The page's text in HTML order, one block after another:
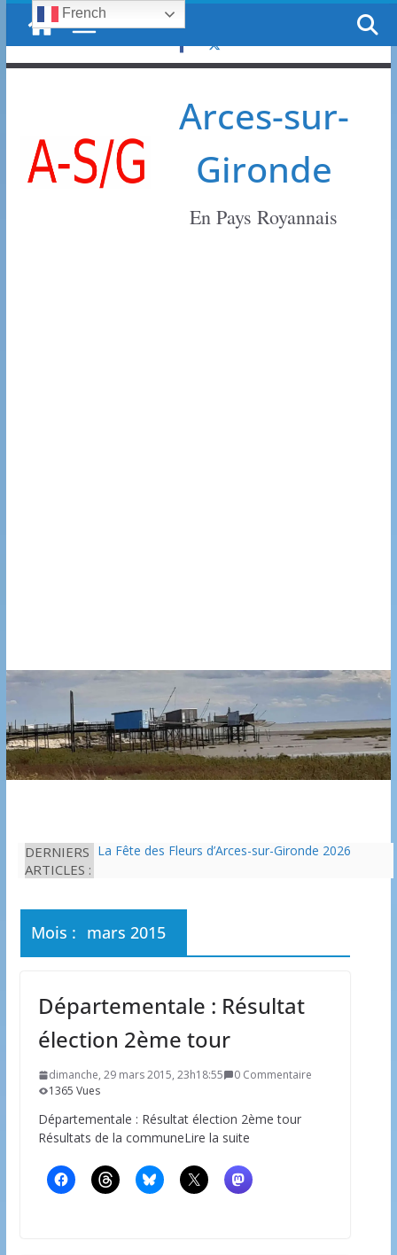
Passer
contenu
dimanche, 9 août, 2026
Arces-sur-
Gironde
En Pays Royannais
DERNIERS
ARTICLES :
La Fête des Fleurs d’Arces-sur-Gironde 2026
annonce de nouvelles restrictions
Il est interdit de tondre sa pelouse de 12h à 16h à
Une solution durable pour l’isolation des
bâtiments avec le chanvre
Mois : mars 2015
Départementale : Résultat
élection 2ème tour
dimanche, 29 mars 2015, 23h18:55
0 Commentaire
1365 Vues
Départementale : Résultat élection 2ème tour
Résultats de la communeLire la suite
French